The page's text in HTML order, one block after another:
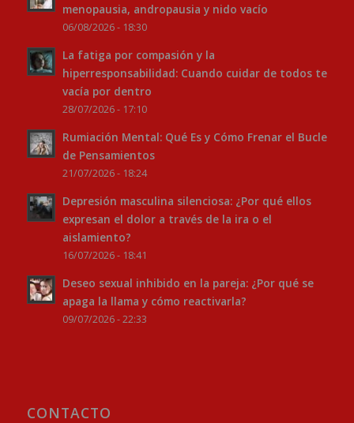
menopausia, andropausia y nido vacío
06/08/2026 - 18:30
La fatiga por compasión y la
hiperresponsabilidad: Cuando cuidar de todos te
vacía por dentro
28/07/2026 - 17:10
Rumiación Mental: Qué Es y Cómo Frenar el Bucle
de Pensamientos
21/07/2026 - 18:24
Depresión masculina silenciosa: ¿Por qué ellos
expresan el dolor a través de la ira o el
aislamiento?
16/07/2026 - 18:41
Deseo sexual inhibido en la pareja: ¿Por qué se
apaga la llama y cómo reactivarla?
09/07/2026 - 22:33
CONTACTO